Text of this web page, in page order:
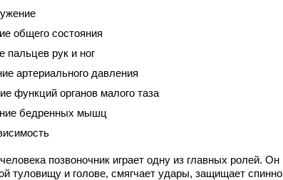
общего состояния
пальцев рук и ног
артериального давления
функций органов малого таза
бедренных мышц
позвоночник играет одну из главных ролей. Он
туловищу и голове, смягчает удары, защищает